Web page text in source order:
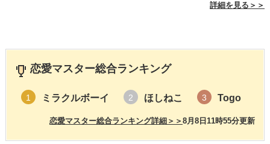
詳細を見る＞＞
恋愛マスター総合ランキング
1 ミラクルボーイ 2 ほしねこ 3 Togo
8月8日11時55分更新
恋愛マスター総合ランキング詳細＞＞